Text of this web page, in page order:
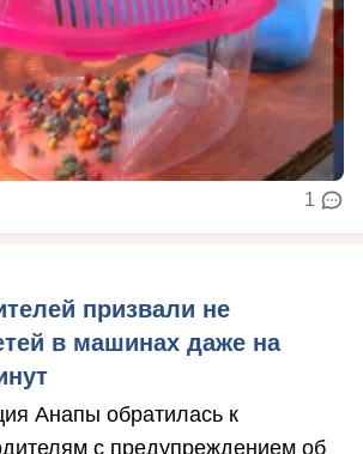
1
призвали не
в машинах даже на
Анапы обратилась к
с предупреждением об